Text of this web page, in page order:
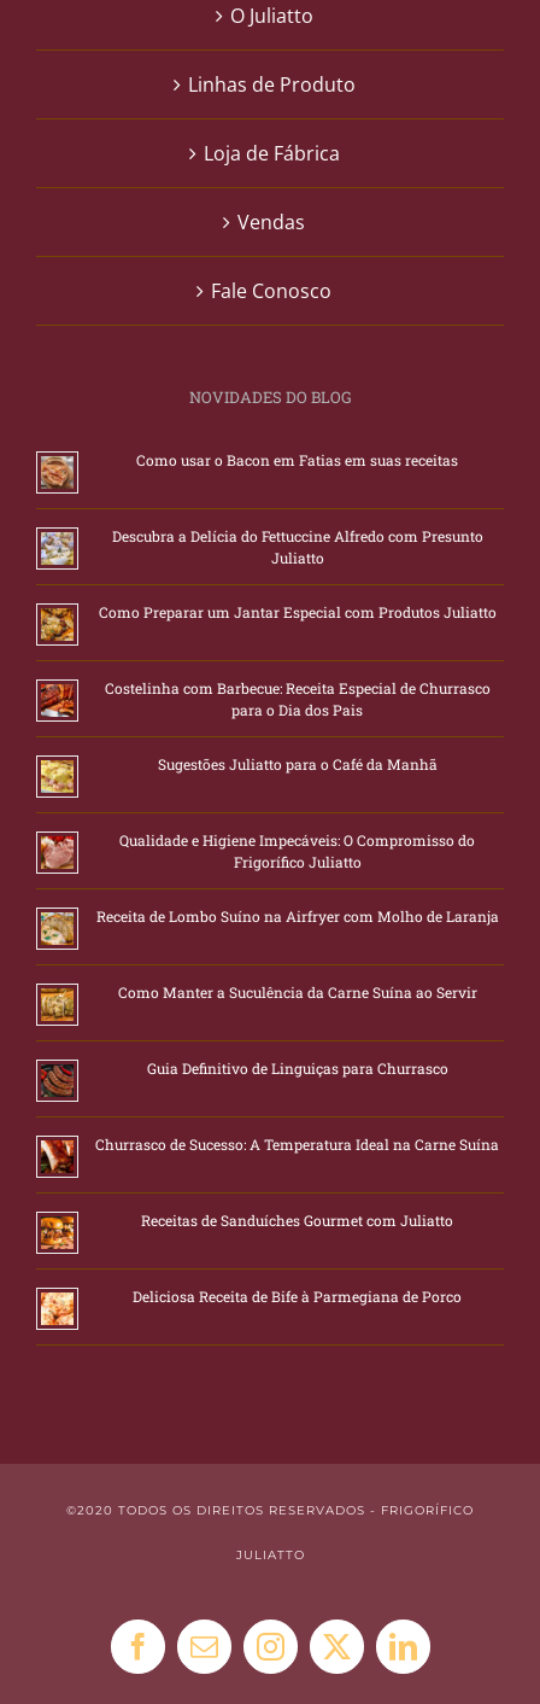
O Juliatto
Linhas de Produto
Loja de Fábrica
Vendas
Fale Conosco
NOVIDADES DO BLOG
Como usar o Bacon em Fatias em suas receitas
Descubra a Delícia do Fettuccine Alfredo com Presunto
Juliatto
Como Preparar um Jantar Especial com Produtos Juliatto
Costelinha com Barbecue: Receita Especial de Churrasco
para o Dia dos Pais
Sugestões Juliatto para o Café da Manhã
Qualidade e Higiene Impecáveis: O Compromisso do
Frigorífico Juliatto
Receita de Lombo Suíno na Airfryer com Molho de Laranja
Como Manter a Suculência da Carne Suína ao Servir
Guia Definitivo de Linguiças para Churrasco
Churrasco de Sucesso: A Temperatura Ideal na Carne Suína
Receitas de Sanduíches Gourmet com Juliatto
Deliciosa Receita de Bife à Parmegiana de Porco
©2020 TODOS OS DIREITOS RESERVADOS - FRIGORÍFICO
JULIATTO
Facebook
E-
Instagram
X LinkedIn